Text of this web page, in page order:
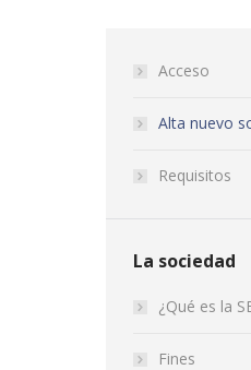
Acceso
Alta nuevo
Requisitos
La sociedad
¿Qué es la
Fines